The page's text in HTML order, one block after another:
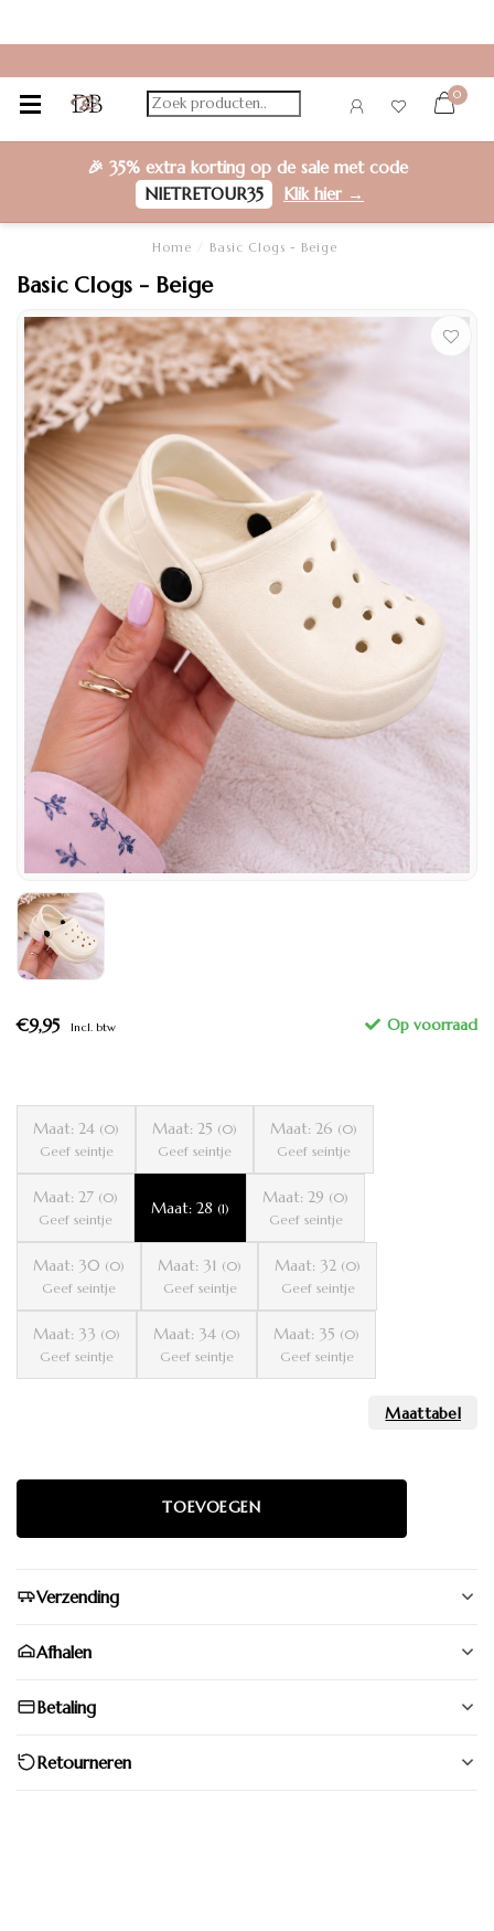
0
🎉 35% extra kortingop de sale met code
NIETRETOUR35
Klik hier →
Home Basic Clogs - Beige
Basic Clogs - Beige
€9,95 Incl. btw
Maat: 24 (0)
Geef seintje
Maat: 25 (0)
Geef seintje
Maat: 26 (0)
Geef seintje
Maat: 27 (0)
Geef seintje
Maat: 28 (1)
Maat: 29 (0)
Geef seintje
Maat: 30 (0)
Geef seintje
Maat: 31 (0)
Geef seintje
Maat: 32 (0)
Geef seintje
Maat: 33 (0)
Geef seintje
Maat: 34 (0)
Geef seintje
Maat: 35 (0)
Geef seintje
Verzending
Afhalen
Betaling
Retourneren